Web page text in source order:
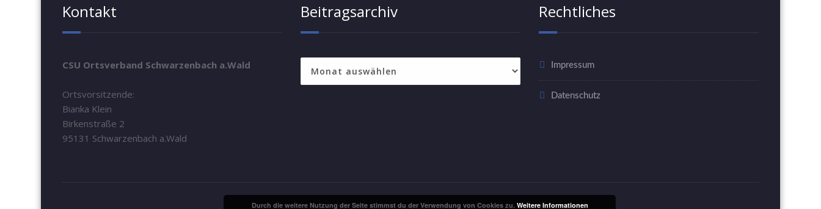
Kontakt
CSU Ortsverband Schwarzenbach a.Wald
Ortsvorsitzende:
Bianka Klein
Birkenstraße 2
95131 Schwarzenbach a.Wald
Beitragsarchiv Rechtliches
Impressum
Datenschutz
CSU/ÜHL Schwarzenbach am Wald
Durch die weitere Nutzung der Seite stimmst du der Verwendung von Cookies zu. Weitere Informationen